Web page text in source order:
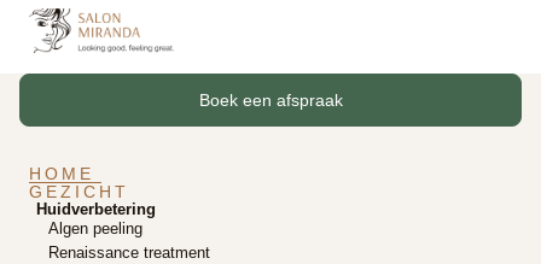
Boek een afspraak
HOME
GEZICHT
Huidverbetering
Algen peeling
Renaissance treatment